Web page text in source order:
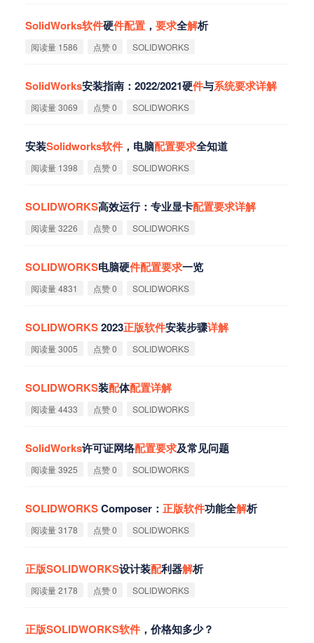
SolidWorks软件硬件配置 ， 要求全解析
阅读量 1586 点赞 0 SOLIDWORKS
SolidWorks安装指南：2022/2021硬件与系统要求详解
阅读量 3069 点赞 0 SOLIDWORKS
安装Solidworks软件 ，电脑配置要求全知道
阅读量 1398 点赞 0 SOLIDWORKS
SOLIDWORKS高效运行：专业显卡配置要求详解
阅读量 3226 点赞 0 SOLIDWORKS
SOLIDWORKS电脑硬件配置要求一览
阅读量 4831 点赞 0 SOLIDWORKS
SOLIDWORKS2023正版软件安装步骤详解
阅读量 3005 点赞 0 SOLIDWORKS
SOLIDWORKS装配体配置详解
阅读量 4433 点赞 0 SOLIDWORKS
SolidWorks许可证网络配置要求及常见问题
阅读量 3925 点赞 0 SOLIDWORKS
SOLIDWORKSComposer： 正版软件功能全解析
阅读量 3178 点赞 0 SOLIDWORKS
正版SOLIDWORKS设计装配利器解析
阅读量 2178 点赞 0 SOLIDWORKS
正版SOLIDWORKS软件 ，价格知多少？